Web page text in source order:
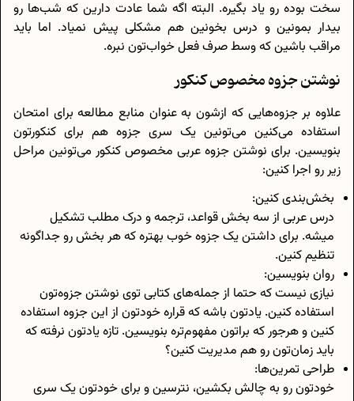
سخت بوده رو یاد بگیره. البته اگه شما عادت دارین که شب‌ها رو
بیدار بمونین و درس بخونین هم مشکلی پیش نمیاد. اما باید
مراقب باشین که وسط صرف فعل خواب‌تون نبره.
نوشتن جزوه مخصوص کنکور
علاوه بر جزوه‌هایی که ازشون به عنوان منابع مطالعه برای امتحان
استفاده می‌کنین می‌تونین یک سری جزوه‌ هم برای کنکورتون
بنویسین. برای نوشتن جزوه عربی مخصوص کنکور می‌تونین مراحل
زیر رو اجرا کنین:
بخش‌بندی کنین:
درس عربی از سه بخش قواعد، ترجمه و درک مطلب تشکیل
میشه. برای داشتن یک جزوه‌ خوب بهتره که هر بخش‌ رو جداگونه
تنظیم کنین.
روان بنویسین:
نیازی نیست که حتما از جمله‌های کتابی توی نوشتن جزوه‌تون
استفاده کنین. یادتون باشه که قراره خودتون از این جزوه استفاده
کنین و هرجور که براتون مفهوم‌تره بنویسین. تازه یادتون نرفته که
باید زمان‌تون رو هم مدیریت کنین؟
طراحی تمرین‌‌ها:
خودتون رو به چالش بکشین، نترسین و برای خودتون یک سری